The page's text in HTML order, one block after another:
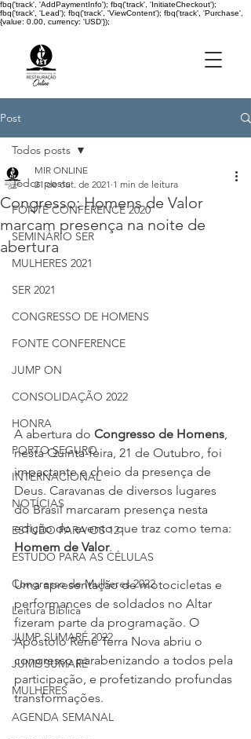
fbq('track', 'AddPaymentInfo'); fbq('track', 'InitiateCheckout');
fbq('track', 'Lead'); fbq('track', 'ViewContent'); fbq('track', 'Purchase',
{value: 0.00, currency: 'USD'});
Post
Todos posts
FONTE CONFERENCE 2020
SEMINÁRIO SER
MULHERES 2021
SER 2021
CONGRESSO DE HOMENS
FONTE CONFERENCE
JUMP ON
CONSOLIDAÇÃO 2022
HONRA
PORTO SEGURO
INTERNACIONAL
NOTÍCIAS
ESTUDO PARA OS 12
ESTUDO PARA AS CÉLULAS
Congresso de Mulheres 2022
Leitura Bíblica
JUMP SUMARÉ 2022
JUMP SUMARÉ
MULHERES
AGENDA SEMANAL
Todos posts
Congresso: Homens de Valor
marcam presença na noite de
abertura
MIR ONLINE
21 de out. de 2021 1 min de leitura
A abertura do Congresso de Homens,
nesta Quinta-feira, 21 de Outubro, foi
impactante e cheio da presença de
Deus. Caravanas de diversos lugares
do Brasil marcaram presença nesta
edição do evento que traz como tema:
Homem de Valor.
Uma apresentação de motocicletas e
performances de soldados no Altar
fizeram parte da programação. O
Apóstolo Renê Terra Nova abriu o
congresso parabenizando a todos pela
participação, e profetizando profundas
transformações.